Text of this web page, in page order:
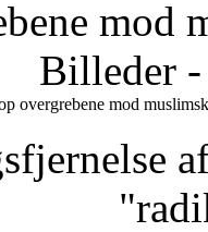
mod
Billeder -
overgrebene mod